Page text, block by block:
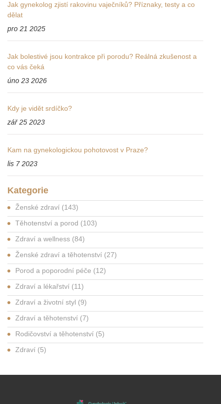
Jak gynekolog zjistí rakovinu vaječníků? Příznaky, testy a co
dělat
pro 21 2025
Jak bolestivé jsou kontrakce při porodu? Reálná zkušenost a
co vás čeká
úno 23 2026
Kdy je vidět srdíčko?
zář 25 2023
Kam na gynekologickou pohotovost v Praze?
lis 7 2023
Kategorie
Ženské zdraví (143)
Těhotenství a porod (103)
Zdraví a wellness (84)
Ženské zdraví a těhotenství (27)
Porod a poporodní péče (12)
Zdraví a lékařství (11)
Zdraví a životní styl (9)
Zdraví a těhotenství (7)
Rodičovství a těhotenství (5)
Zdraví (5)